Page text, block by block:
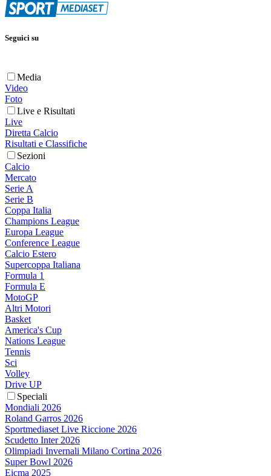
Seguici su
Media
Video
Foto
Live e Risultati
Live
Diretta Calcio
Risultati e Classifiche
Sezioni
Calcio
Mercato
Serie A
Serie B
Coppa Italia
Champions League
Europa League
Conference League
Calcio Estero
Supercoppa Italiana
Formula 1
Formula E
MotoGP
Altri Motori
Basket
America's Cup
Nations League
Tennis
Sci
Volley
Drive UP
Speciali
Mondiali 2026
Roland Garros 2026
Sportmediaset Live Riccione 2026
Scudetto Inter 2026
Olimpiadi Invernali Milano Cortina 2026
Super Bowl 2026
Eicma 2025